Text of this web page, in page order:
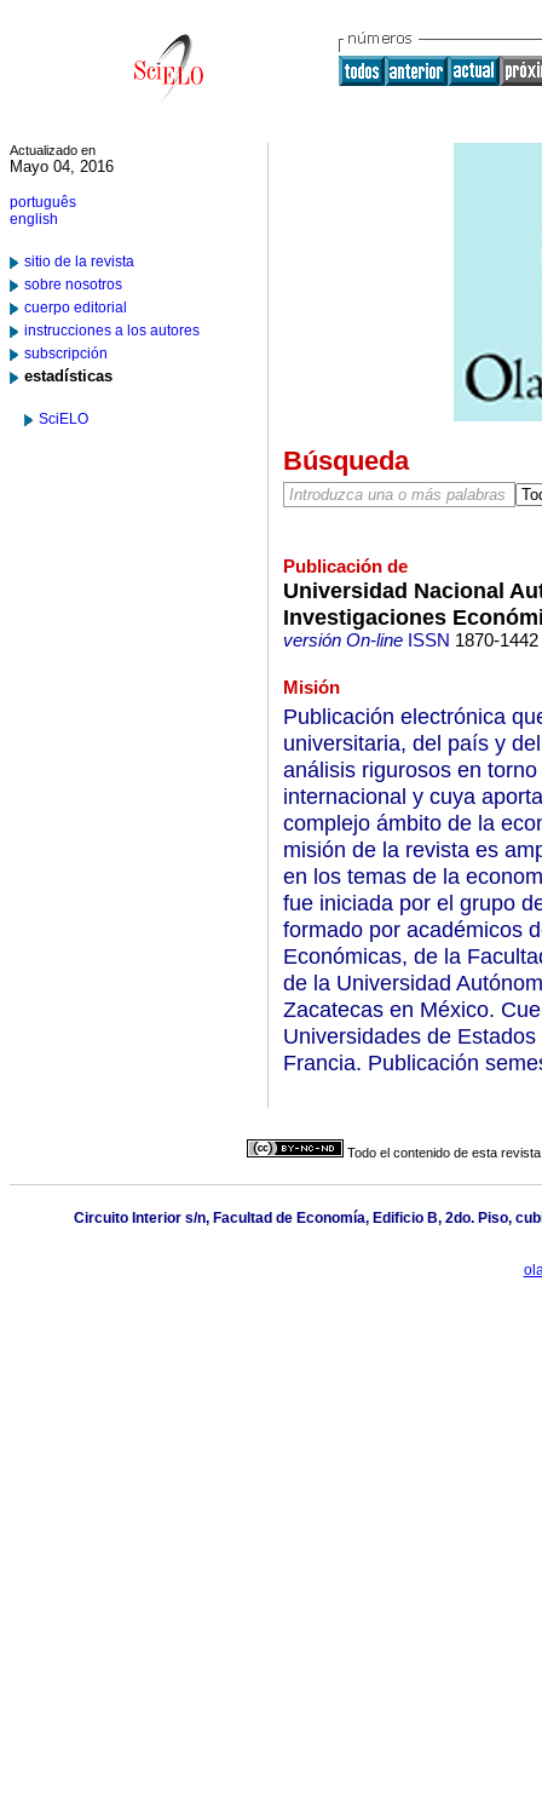
Actualizado en
Mayo 04, 2016
português
english
sitio de la revista
sobre nosotros
cuerpo editorial
instrucciones a los autores
subscripción
estadísticas
SciELO
Búsqueda
Publicación de
Universidad Nacional
Investigaciones
versión On-lineISSN 1870-1442
Misión
Publicación electrónica
universitaria, del país y
análisis rigurosos en
internacional y cuya
complejo ámbito de la
misión de la revista es
en los temas de la
fue iniciada por el grupo
formado por académicos
Económicas, de la
de la Universidad
Zacatecas en México.
Universidades de
Francia. Publicación
Todo el contenido de esta
Circuito Interior s/n, Facultad de Economía, Edificio B, 2do. Piso,